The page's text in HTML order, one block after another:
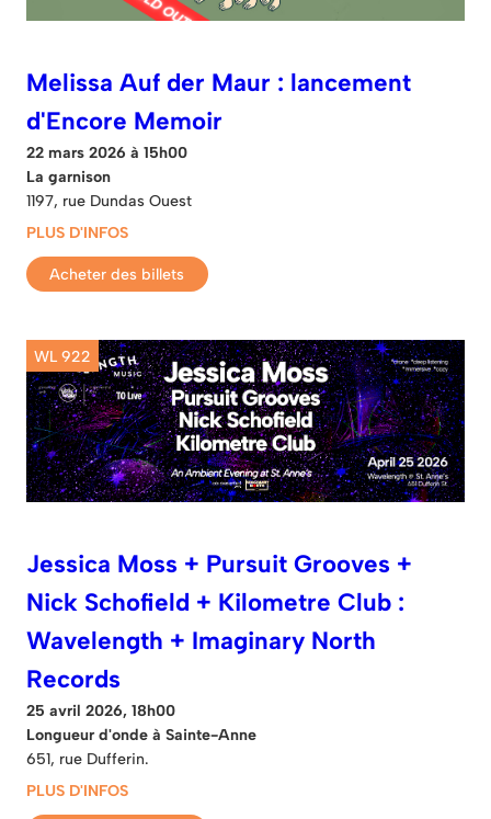
Melissa Auf der Maur : lancement
d'Encore Memoir
22 mars 2026 à 15h00
La garnison
1197, rue Dundas Ouest
PLUS D'INFOS
Acheter des billets
WL 922
Jessica Moss + Pursuit Grooves +
Nick Schofield + Kilometre Club :
Wavelength + Imaginary North
Records
25 avril 2026, 18h00
Longueur d'onde à Sainte-Anne
651, rue Dufferin.
PLUS D'INFOS